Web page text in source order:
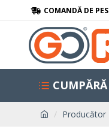
COMANDĂ DE
Producător